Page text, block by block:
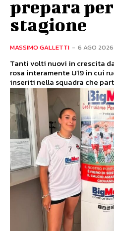
prepara
stagione
MASSIMO GALLETTI - 6 AGO 2026
Tanti volti nuovi in crescita
rosa interamente U19 in cui
inseriti nella squadra che